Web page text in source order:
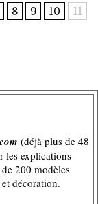
8 9 10 11
(déjà plus de 48
les explications
200 modèles
décoration.